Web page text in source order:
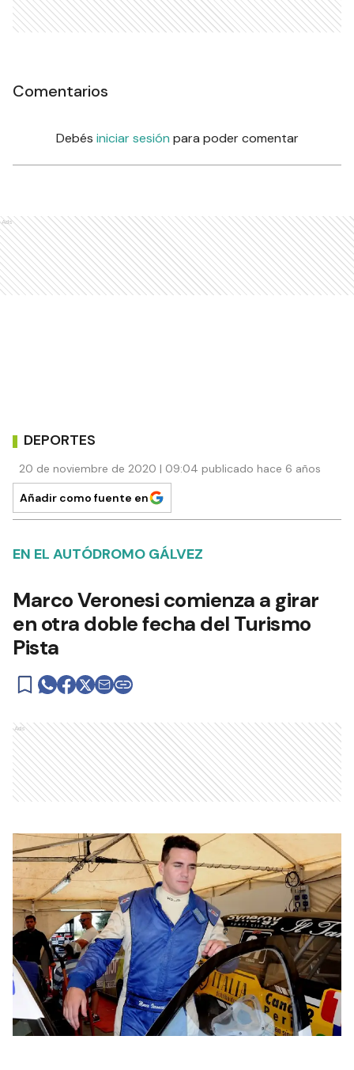
Comentarios
Debés iniciar sesión para poder comentar
Ads
DEPORTES
20 de noviembre de 2020 | 09:04 publicado hace 6 años
Añadir como fuente en
EN EL AUTÓDROMO GÁLVEZ
Marco Veronesi comienza a girar
en otra doble fecha del Turismo
Pista
Ads